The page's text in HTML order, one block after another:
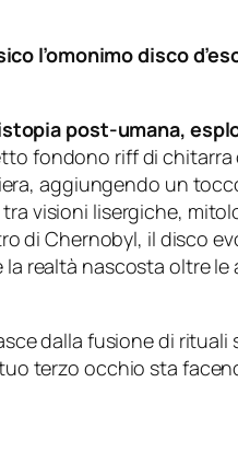
l’omonimo disco
post-umana,
fondono riff di
aggiungendo un
visioni lisergiche,
di Chernobyl, il disco
realtà nascosta oltre le
dalla fusione di
terzo occhio sta